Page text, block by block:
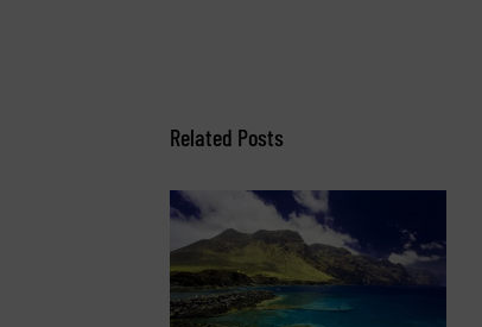
Related Posts